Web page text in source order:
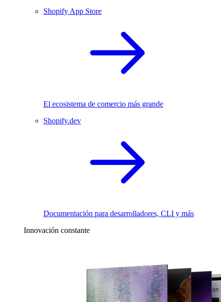
Shopify App Store
El ecosistema de comercio más grande
Shopify.dev
Documentación para desarrolladores, CLI y más
Innovación constante